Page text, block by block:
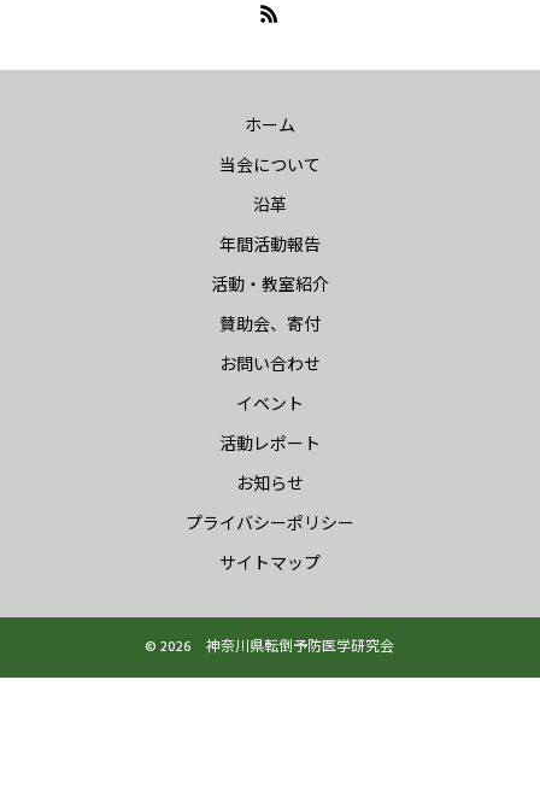
ホーム
当会について
沿革
年間活動報告
活動・教室紹介
賛助会、寄付
お問い合わせ
イベント
活動レポート
お知らせ
プライバシーポリシー
サイトマップ
© 2026 神奈川県転倒予防医学研究会